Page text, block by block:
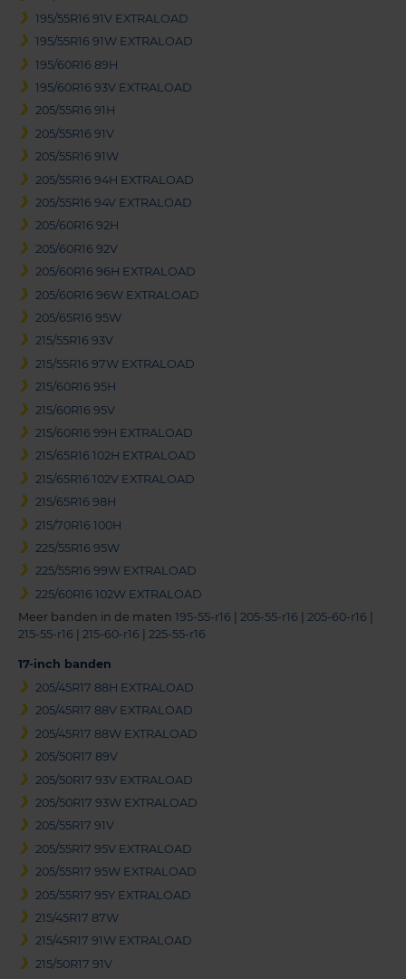
195/55R16 91V EXTRALOAD
195/55R16 91W EXTRALOAD
195/60R16 89H
195/60R16 93V EXTRALOAD
205/55R16 91H
205/55R16 91V
205/55R16 91W
205/55R16 94H EXTRALOAD
205/55R16 94V EXTRALOAD
205/60R16 92H
205/60R16 92V
205/60R16 96H EXTRALOAD
205/60R16 96W EXTRALOAD
205/65R16 95W
215/55R16 93V
215/55R16 97W EXTRALOAD
215/60R16 95H
215/60R16 95V
215/60R16 99H EXTRALOAD
215/65R16 102H EXTRALOAD
215/65R16 102V EXTRALOAD
215/65R16 98H
215/70R16 100H
225/55R16 95W
225/55R16 99W EXTRALOAD
225/60R16 102W EXTRALOAD
Meer banden in de maten 195-55-r16 205-55-r16 205-60-r16
215-55-r16
215-60-r16 225-55-r16
17-inch banden
205/45R17 88H EXTRALOAD
205/45R17 88V EXTRALOAD
205/45R17 88W EXTRALOAD
205/50R17 89V
205/50R17 93V EXTRALOAD
205/50R17 93W EXTRALOAD
205/55R17 91V
205/55R17 95V EXTRALOAD
205/55R17 95W EXTRALOAD
205/55R17 95Y EXTRALOAD
215/45R17 87W
215/45R17 91W EXTRALOAD
215/50R17 91V